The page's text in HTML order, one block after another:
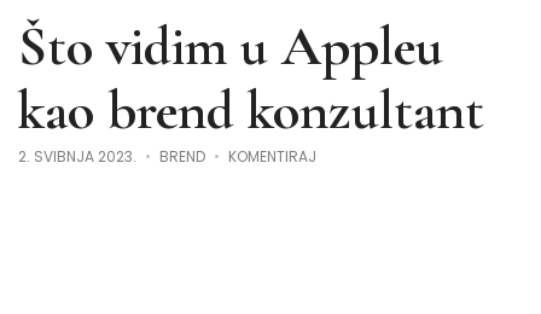
Što vidim u Appleu
kao brend konzultant
2. SVIBNJA 2023. BREND KOMENTIRAJ